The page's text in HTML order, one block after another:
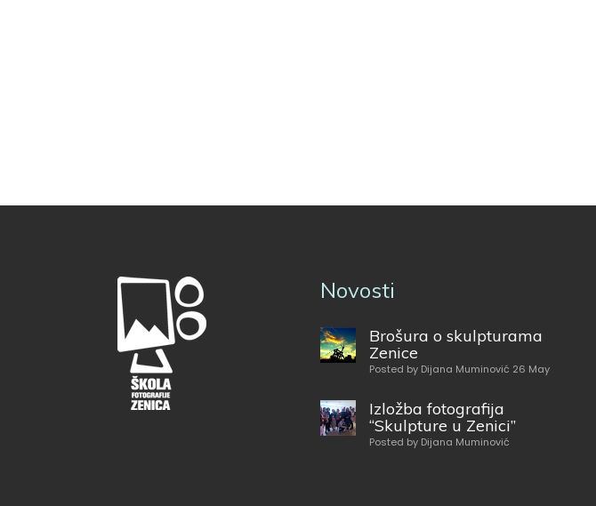
Novosti
Brošura o skulpturama
Zenice
Posted by Dijana Muminović 26 May
Izložba fotografija
“Skulpture u Zenici”
Posted by Dijana Muminović